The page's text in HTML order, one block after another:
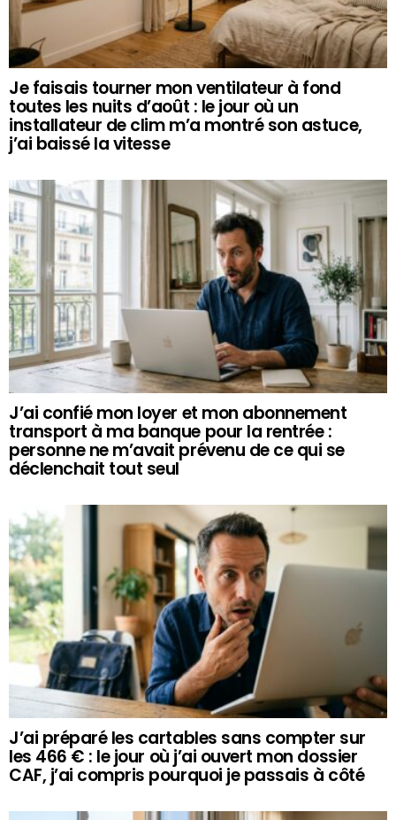
Je faisais tourner mon ventilateur à fond
toutes les nuits d’août : le jour où un
installateur de clim m’a montré son astuce,
j’ai baissé la vitesse
J’ai confié mon loyer et mon abonnement
transport à ma banque pour la rentrée :
personne ne m’avait prévenu de ce qui se
déclenchait tout seul
J’ai préparé les cartables sans compter sur
les 466 € : le jour où j’ai ouvert mon dossier
CAF, j’ai compris pourquoi je passais à côté